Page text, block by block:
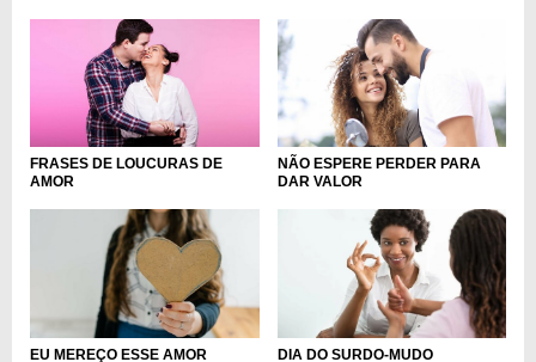
FRASES DE LOUCURAS DE
AMOR
NÃO ESPERE PERDER PARA
DAR VALOR
EU MEREÇO ESSE AMOR DIA DO SURDO-MUDO